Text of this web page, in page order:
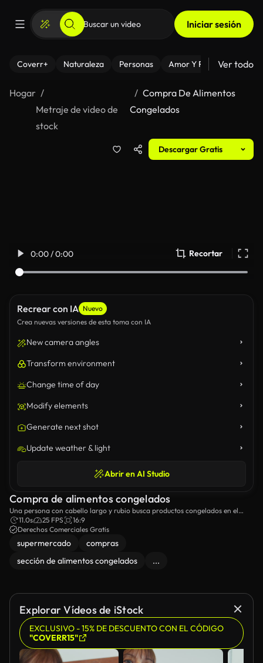
Iniciar sesión
Coverr+ Naturaleza Personas Amor Y Relaciones
Ver todo
Hogar
Metraje de video de
stock
Compra De Alimentos
Congelados
Descargar Gratis
0:00 / 0:00 Recortar
Recrear con IA Nuevo
Crea nuevas versiones de esta toma con IA
New camera angles
Transform environment
Change time of day
Modify elements
Generate next shot
Update weather & light
Abrir en AI Studio
Compra de alimentos congelados
Una persona con cabello largo y rubio busca productos congelados en el
pasillo de un supermercado.
11.0s 25 FPS
16:9
Derechos Comerciales Gratis
supermercado
compras
sección de alimentos congelados
...
Explorar Vídeos de iStock
EXCLUSIVO - 15% DE DESCUENTO CON EL CÓDIGO
"COVERR15"